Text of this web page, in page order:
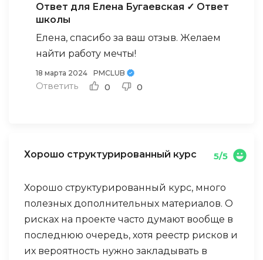
Ответ для Елена Бугаевская ✓ Ответ
школы
Елена, спасибо за ваш отзыв. Желаем
найти работу мечты!
18 марта 2024 PMCLUB
Ответить 0 0
Хорошо структурированный курс 5/5
Хорошо структурированный курс, много
полезных дополнительных материалов. О
рисках на проекте часто думают вообще в
последнюю очередь, хотя реестр рисков и
их вероятность нужно закладывать в